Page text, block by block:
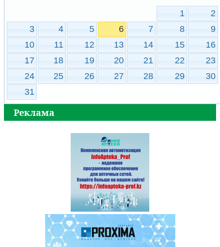
1
2
3
4 5 6 7 8
9
10
11 12 13 14 15
16
17
18 19 20 21 22
23
24
25 26 27 28 29
30
31
Реклама